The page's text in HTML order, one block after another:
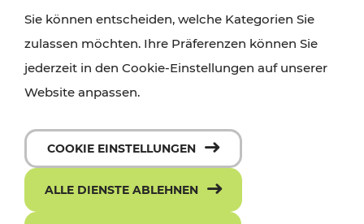
Sie können entscheiden, welche Kategorien Sie
zulassen möchten. Ihre Präferenzen können Sie
jederzeit in den Cookie-Einstellungen auf unserer
Website anpassen.
COOKIE EINSTELLUNGEN
ALLE DIENSTE ABLEHNEN